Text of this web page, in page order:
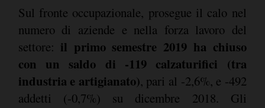
Sul fronte occupazionale, prosegue il calo nel
numero di aziende e nella forza lavoro del
settore: il primo semestre 2019 ha chiuso
con un saldo di -119 calzaturifici (tra
industria e artigianato), pari al -2,6%, e -492
addetti (-0,7%) su dicembre 2018. Gli